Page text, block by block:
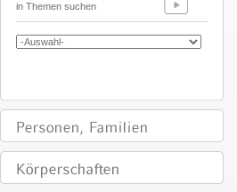
in Themen suchen